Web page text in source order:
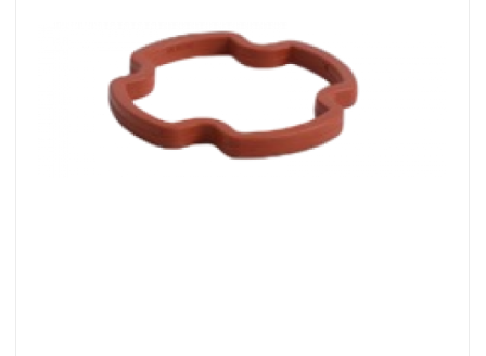
Теплообменники, трубки и
чугунные секции
Автоматика розжига, горения /